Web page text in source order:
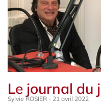
Le journal du
Sylvie ROSIER 21 avril 2022